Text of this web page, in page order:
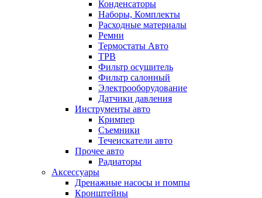
Конденсаторы
Наборы, Комплекты
Расходные материалы
Ремни
Термостаты Авто
ТРВ
Фильтр осушитель
Фильтр салонный
Электрооборудование
Датчики давления
Инструменты авто
Кримпер
Съемники
Течеискатели авто
Прочее авто
Радиаторы
Аксессуары
Дренажные насосы и помпы
Кронштейны